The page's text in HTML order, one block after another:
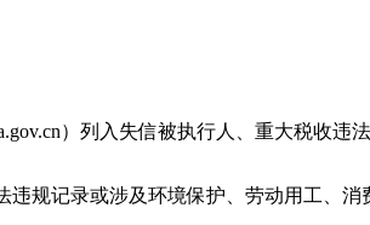
）列入失信被执行人、重大税收违
规记录或涉及环境保护、劳动用工、